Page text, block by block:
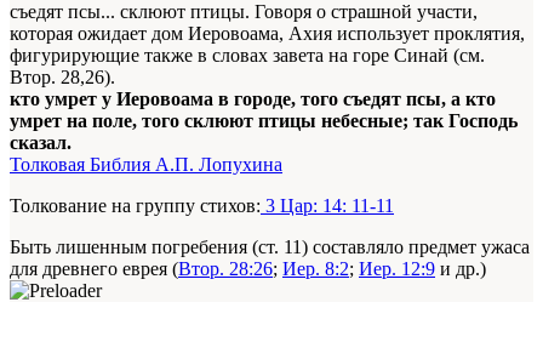
съедят псы... склюют птицы. Говоря о страшной участи,
которая ожидает дом Иеровоама, Ахия использует проклятия,
фигурирующие также в словах завета на горе Синай (см.
Втор. 28,26).
кто умрет у Иеровоама в городе, того съедят псы, а кто
умрет на поле, того склюют птицы небесные; так Господь
сказал.
Толковая Библия А.П. Лопухина
Толкование на группу стихов: 3 Цар: 14: 11-11
Быть лишенным погребения (ст. 11) составляло предмет ужаса
для древнего еврея (Втор. 28:26; Иер. 8:2; Иер. 12:9 и др.)